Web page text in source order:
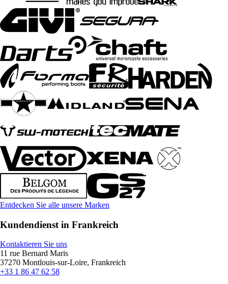
Entdecken Sie alle unsere Marken
Kundendienst in Frankreich
Kontaktieren Sie uns
11 rue Bernard Maris
37270 Montlouis-sur-Loire, Frankreich
+33 1 86 47 62 58